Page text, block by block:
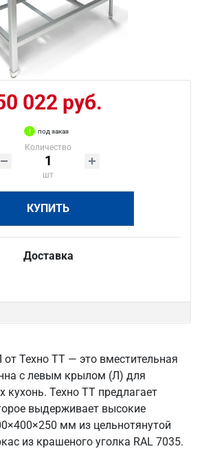
022 руб.
под заказ
Количество
шт
КУПИТЬ
Доставка
Техно ТТ — это вместительная
с левым крылом (Л) для
кухонь. Техно ТТ предлагает
выдерживает высокие
мм из цельнотянутой
из крашеного уголка RAL 7035.